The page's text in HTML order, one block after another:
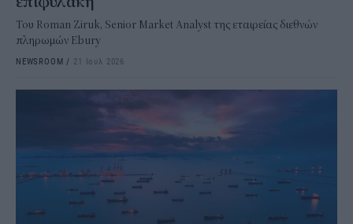
Του Roman Ziruk, Senior Market Analyst της εταιρείας διεθνών
πληρωμών Ebury
NEWSROOM / 21 Ιουλ 2026